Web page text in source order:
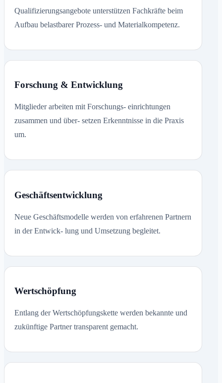
Qualifizierungsangebote unterstützen Fachkräfte beim
Aufbau belastbarer Prozess- und Materialkompetenz.
Forschung & Entwicklung
Mitglieder arbeiten mit Forschungs- einrichtungen
zusammen und über- setzen Erkenntnisse in die Praxis
um.
Geschäftsentwicklung
Neue Geschäftsmodelle werden von erfahrenen Partnern
in der Entwick- lung und Umsetzung begleitet.
Wertschöpfung
Entlang der Wertschöpfungskette werden bekannte und
zukünftige Partner transparent gemacht.